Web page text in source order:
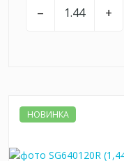
– +
НОВИНКА